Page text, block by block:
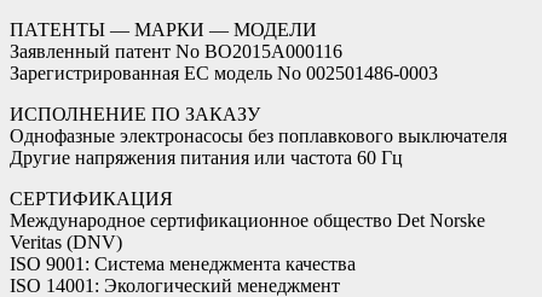
ПАТЕНТЫ — МАРКИ — МОДЕЛИ
Заявленный патент No BO2015A000116
Зарегистрированная ЕС модель No 002501486-0003
ИСПОЛНЕНИЕ ПО ЗАКАЗУ
Однофазные электронасосы без поплавкового выключателя
Другие напряжения питания или частота 60 Гц
СЕРТИФИКАЦИЯ
Международное сертификационное общество Det Norske
Veritas (DNV)
ISO 9001: Система менеджмента качества
ISO 14001: Экологический менеджмент